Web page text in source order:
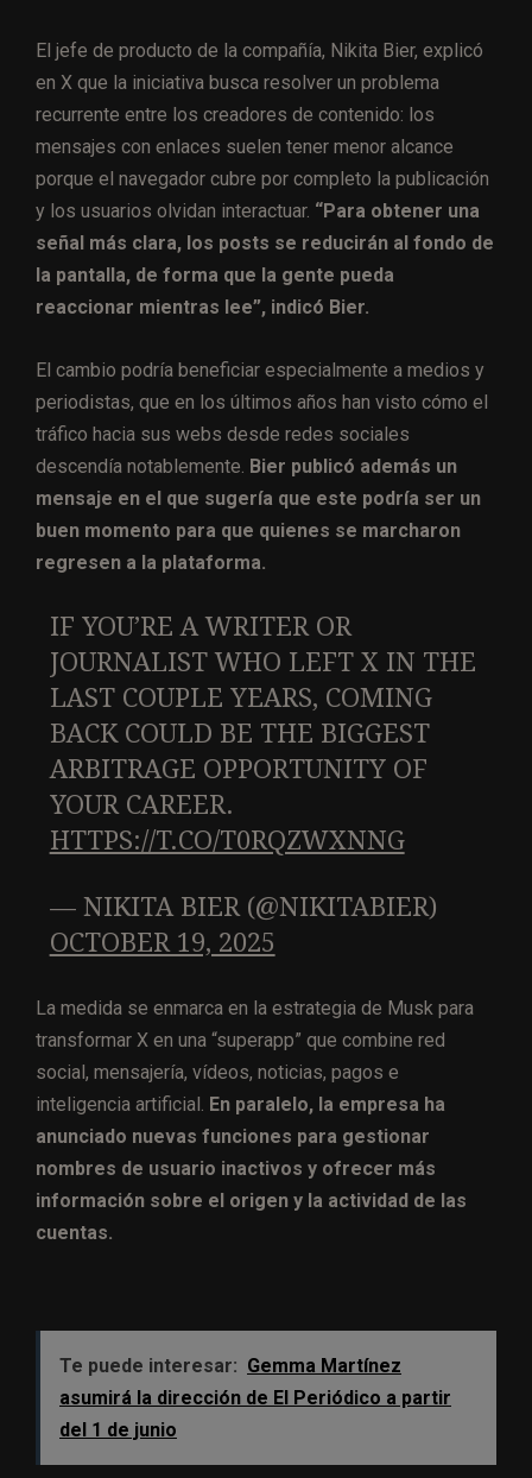
El jefe de producto de la compañía, Nikita Bier, explicó
en X que la iniciativa busca resolver un problema
recurrente entre los creadores de contenido: los
mensajes con enlaces suelen tener menor alcance
porque el navegador cubre por completo la publicación
y los usuarios olvidan interactuar. “Para obtener una
señal más clara, los posts se reducirán al fondo de
la pantalla, de forma que la gente pueda
reaccionar mientras lee”, indicó Bier.
El cambio podría beneficiar especialmente a medios y
periodistas, que en los últimos años han visto cómo el
tráfico hacia sus webs desde redes sociales
descendía notablemente. Bier publicó además un
mensaje en el que sugería que este podría ser un
buen momento para que quienes se marcharon
regresen a la plataforma.
IF YOU’RE A WRITER OR
JOURNALIST WHO LEFT X IN THE
LAST COUPLE YEARS, COMING
BACK COULD BE THE BIGGEST
ARBITRAGE OPPORTUNITY OF
YOUR CAREER.
HTTPS://T.CO/T0RQZWXNNG
— NIKITA BIER (@NIKITABIER)
OCTOBER 19, 2025
La medida se enmarca en la estrategia de Musk para
transformar X en una “superapp” que combine red
social, mensajería, vídeos, noticias, pagos e
inteligencia artificial. En paralelo, la empresa ha
anunciado nuevas funciones para gestionar
nombres de usuario inactivos y ofrecer más
información sobre el origen y la actividad de las
cuentas.
Te puede interesar: Gemma Martínez
asumirá la dirección de El Periódico a partir
del 1 de junio